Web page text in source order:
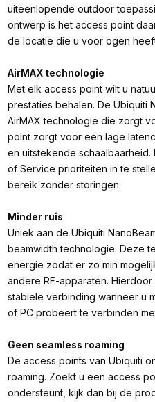
uiteenlopende outdoor
ontwerp is het access point
de locatie die u voor ogen
AirMAX technologie
Met elk access point wilt u
prestaties behalen. De Ubiquiti
AirMAX technologie die zorgt
point zorgt voor een lage
en uitstekende schaalbaarheid.
of Service prioriteiten in te
bereik zonder storingen.
Minder ruis
Uniek aan de Ubiquiti
beamwidth technologie. Deze
energie zodat er zo min
andere RF-apparaten.
stabiele verbinding wanneer u
of PC probeert te verbinden
Geen seamless roaming
De access points van Ubiquiti
roaming. Zoekt u een access
ondersteunt, kijk dan bij de